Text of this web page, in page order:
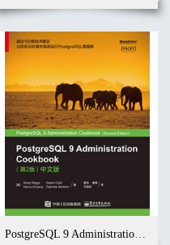
PostgreSQL 9 Administration Cookbook （第2版）中文版